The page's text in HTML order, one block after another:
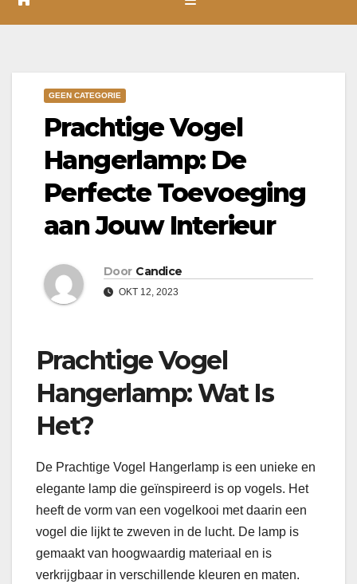
GEEN CATEGORIE
Prachtige Vogel
Hangerlamp: De
Perfecte Toevoeging
aan Jouw Interieur
Door Candice
OKT 12, 2023
Prachtige Vogel
Hangerlamp: Wat Is
Het?
De Prachtige Vogel Hangerlamp is een unieke en
elegante lamp die geïnspireerd is op vogels. Het
heeft de vorm van een vogelkooi met daarin een
vogel die lijkt te zweven in de lucht. De lamp is
gemaakt van hoogwaardig materiaal en is
verkrijgbaar in verschillende kleuren en maten.